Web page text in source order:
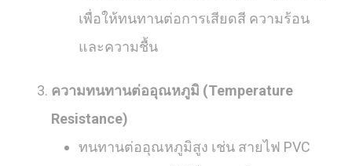
เพื่อให้ทนทานต่อการเสียดสี ความร้อน
และความชื้น
ความทนทานต่ออุณหภูมิ (Temperature
Resistance)
ทนทานต่ออุณหภูมิสูง เช่น สายไฟ PVC